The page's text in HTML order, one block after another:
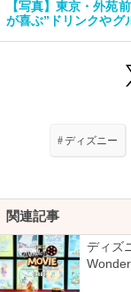
【写真】東京・外苑
が喜ぶ”ドリンクやグ
#ディズニー
関連記事
ディズ